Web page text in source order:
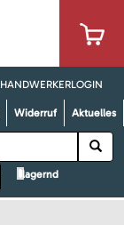
HANDWERKERLOGIN
Widerruf Aktuelles
lagernd